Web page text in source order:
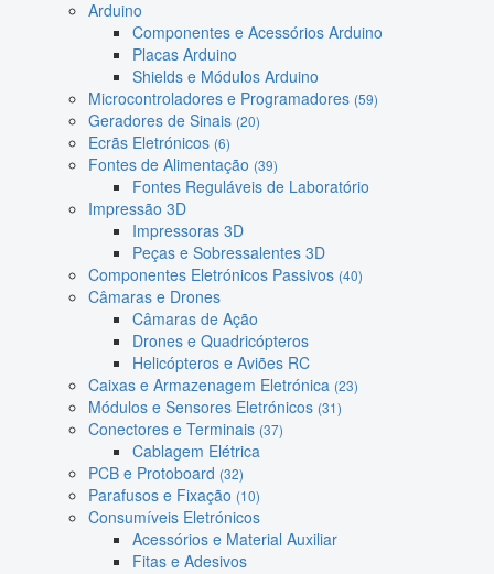
Arduino
Componentes e Acessórios Arduino
Placas Arduino
Shields e Módulos Arduino
Microcontroladores e Programadores (59)
Geradores de Sinais (20)
Ecrãs Eletrónicos (6)
Fontes de Alimentação (39)
Fontes Reguláveis de Laboratório
Impressão 3D
Impressoras 3D
Peças e Sobressalentes 3D
Componentes Eletrónicos Passivos (40)
Câmaras e Drones
Câmaras de Ação
Drones e Quadricópteros
Helicópteros e Aviões RC
Caixas e Armazenagem Eletrónica (23)
Módulos e Sensores Eletrónicos (31)
Conectores e Terminais (37)
Cablagem Elétrica
PCB e Protoboard (32)
Parafusos e Fixação (10)
Consumíveis Eletrónicos
Acessórios e Material Auxiliar
Fitas e Adesivos